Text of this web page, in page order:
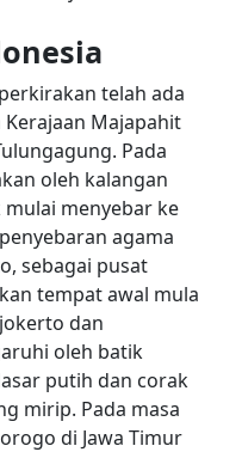
telah ada
Kerajaan Majapahit
Pada
oleh kalangan
menyebar ke
agama
sebagai pusat
tempat awal mula
dan
oleh batik
putih dan corak
mirip. Pada masa
di Jawa Timur